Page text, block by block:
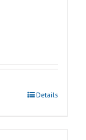
Details